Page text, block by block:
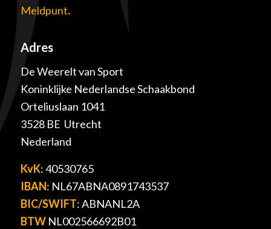
Meldpunt.
Adres
De Weerelt van Sport
Koninklijke Nederlandse Schaakbond
Orteliuslaan 1041
3528 BE Utrecht
Nederland
KvK: 40530765
IBAN: NL67ABNA0891743537
BIC/SWIFT: ABNANL2A
BTWNL002566692B01